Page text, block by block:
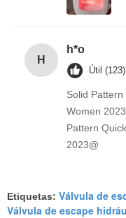
H
h*o
Útil (123)
Solid
Women
Pattern
2023@
Etiquetas: Válvula de
Válvula de escape